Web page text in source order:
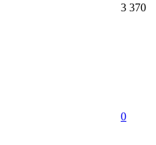
3 370
0